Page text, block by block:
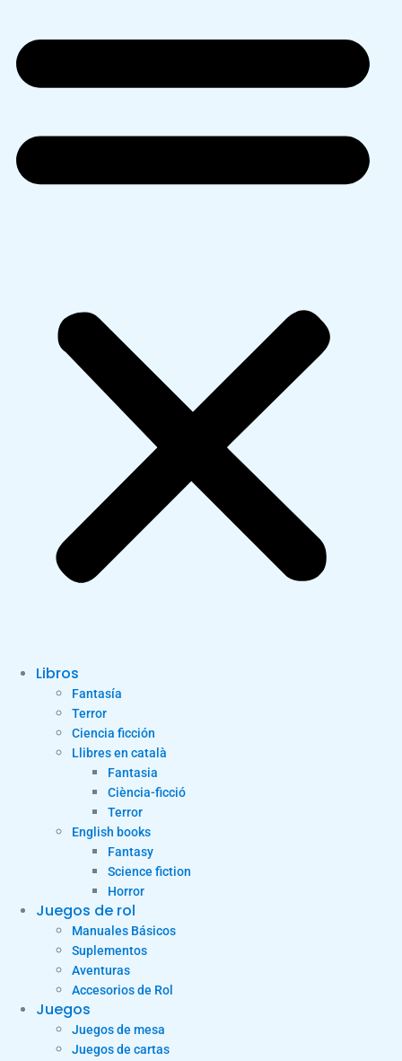
Libros
Fantasía
Terror
Ciencia ficción
Llibres en català
Fantasia
Ciència-ficció
Terror
English books
Fantasy
Science fiction
Horror
Juegos de rol
Manuales Básicos
Suplementos
Aventuras
Accesorios de Rol
Juegos
Juegos de mesa
Juegos de cartas